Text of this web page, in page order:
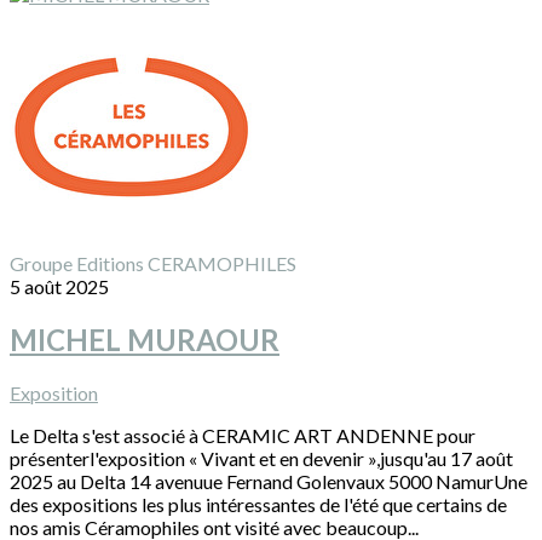
Groupe Editions CERAMOPHILES
5 août 2025
MICHEL MURAOUR
Exposition
Le Delta s'est associé à CERAMIC ART ANDENNE pour
présenterl'exposition « Vivant et en devenir »,jusqu'au 17 août
2025 au Delta 14 avenuue Fernand Golenvaux 5000 NamurUne
des expositions les plus intéressantes de l'été que certains de
nos amis Céramophiles ont visité avec beaucoup...